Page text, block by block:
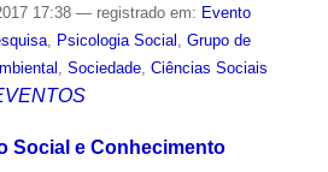
17:38 — registrado em: Evento
, Psicologia Social
Grupo de
Sociedade, Ciências Sociais
Social e Conhecimento